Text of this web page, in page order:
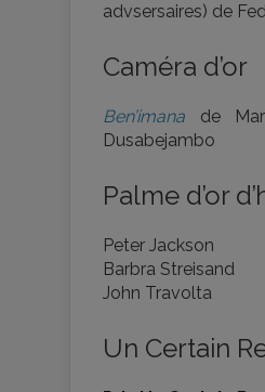
advsersaires) de
Caméra d’or
Ben’imana de
Dusabejambo
Palme d’or
Peter Jackson
Barbra Streisand
John Travolta
Un Certain